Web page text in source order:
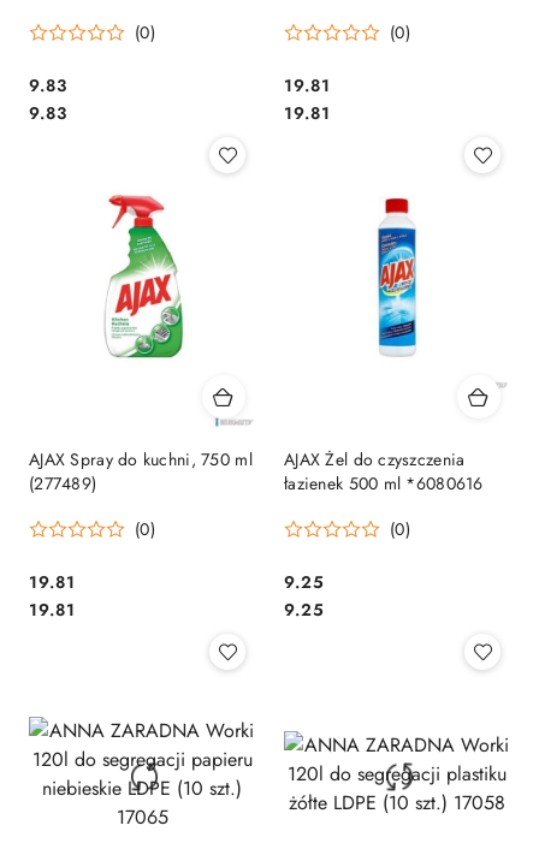
(0)
Cena:
9.83
Cena:
9.83
(0)
Cena:
19.81
Cena:
19.81
AJAX Spray do kuchni, 750 ml
(277489)
(0)
Cena:
19.81
Cena:
19.81
AJAX Żel do czyszczenia
łazienek 500 ml *6080616
(0)
Cena:
9.25
Cena:
9.25